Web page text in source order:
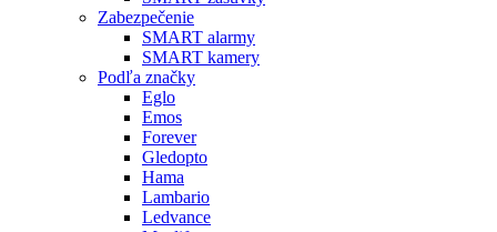
Zabezpečenie
SMART alarmy
SMART kamery
Podľa značky
Eglo
Emos
Forever
Gledopto
Hama
Lambario
Ledvance